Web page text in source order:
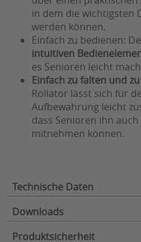
in dem die wichtigsten
werden können.
Einfach zu bedienen:
intuitiven
es Senioren leicht
Einfach zu falten und
Rollator lässt sich für
Aufbewahrung leicht
dass Senioren ihn
mitnehmen können.
Technische Daten
Eigengewicht (in
kg):
Downloads
Produktsicherheit